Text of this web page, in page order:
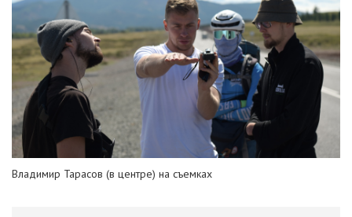
Владимир Тарасов (в центре) на съемках